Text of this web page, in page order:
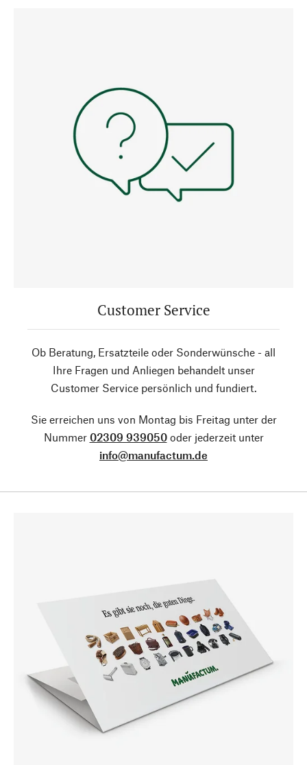
Customer Service
Ob Beratung, Ersatzteile oder Sonderwünsche - all
Ihre Fragen und Anliegen behandelt unser
Customer Service persönlich und fundiert.
Sie erreichen uns von Montag bis Freitag unter der
Nummer 02309 939050oder jederzeit unter
info@manufactum.de